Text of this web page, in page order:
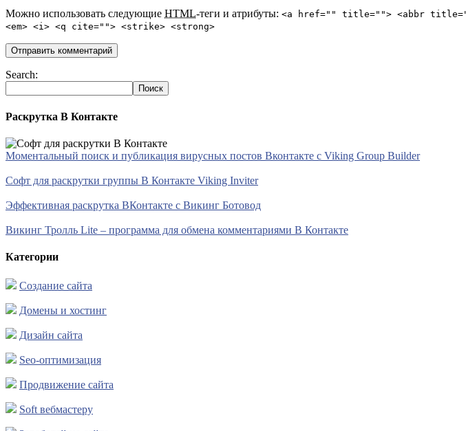
Можно использовать следующие HTML-теги и атрибуты: <a href="" title=""> <abbr
<em> <i> <q cite=""> <strike> <strong>
Search:
Раскрутка В Контакте
Моментальный поиск и публикация вирусных постов Вконтакте с Viking Group Builder
Софт для раскрутки группы В Контакте Viking Inviter
Эффективная раскрутка ВКонтакте с Викинг Ботовод
Викинг Тролль Lite – программа для обмена комментариями В Контакте
Категории
Создание сайта
Домены и хостинг
Дизайн сайта
Seo-оптимизация
Продвижение сайта
Soft вебмастеру